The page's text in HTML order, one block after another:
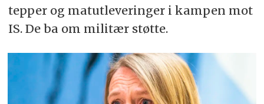
tepper og matutleveringer i kampen mot
IS. De ba om militær støtte.